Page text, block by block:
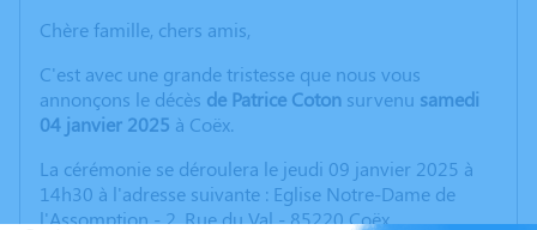
Chère famille, chers amis,
C'est avec une grande tristesse que nous vous
annonçons le décès de Patrice Coton survenu samedi
04 janvier 2025 à Coëx.
La cérémonie se déroulera le jeudi 09 janvier 2025 à
14h30 à l'adresse suivante : Eglise Notre-Dame de
l'Assomption - 2, Rue du Val - 85220 Coëx.